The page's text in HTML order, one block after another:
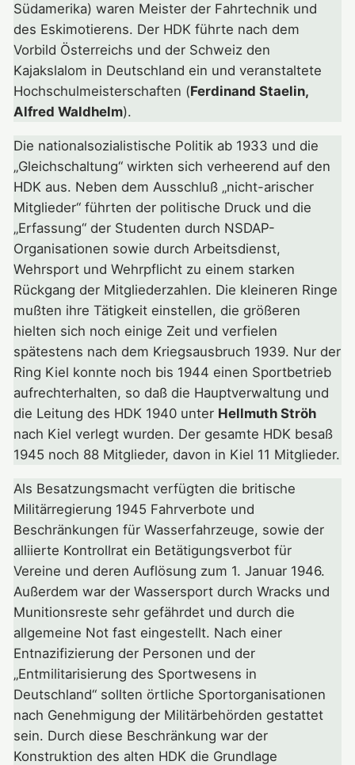
Südamerika) waren Meister der Fahrtechnik und
des Eskimotierens. Der HDK führte nach dem
Vorbild Österreichs und der Schweiz den
Kajakslalom in Deutschland ein und veranstaltete
Hochschulmeisterschaften (Ferdinand Staelin,
Alfred Waldhelm).
Die nationalsozialistische Politik ab 1933 und die
„Gleichschaltung“ wirkten sich verheerend auf den
HDK aus. Neben dem Ausschluß „nicht-arischer
Mitglieder“ führten der politische Druck und die
„Erfassung“ der Studenten durch NSDAP-
Organisationen sowie durch Arbeitsdienst,
Wehrsport und Wehrpflicht zu einem starken
Rückgang der Mitgliederzahlen. Die kleineren Ringe
mußten ihre Tätigkeit einstellen, die größeren
hielten sich noch einige Zeit und verfielen
spätestens nach dem Kriegsausbruch 1939. Nur der
Ring Kiel konnte noch bis 1944 einen Sportbetrieb
aufrechterhalten, so daß die Hauptverwaltung und
die Leitung des HDK 1940 unter Hellmuth Ströh
nach Kiel verlegt wurden. Der gesamte HDK besaß
1945 noch 88 Mitglieder, davon in Kiel 11 Mitglieder.
Als Besatzungsmacht verfügten die britische
Militärregierung 1945 Fahrverbote und
Beschränkungen für Wasserfahrzeuge, sowie der
alliierte Kontrollrat ein Betätigungsverbot für
Vereine und deren Auflösung zum 1. Januar 1946.
Außerdem war der Wassersport durch Wracks und
Munitionsreste sehr gefährdet und durch die
allgemeine Not fast eingestellt. Nach einer
Entnazifizierung der Personen und der
„Entmilitarisierung des Sportwesens in
Deutschland“ sollten örtliche Sportorganisationen
nach Genehmigung der Militärbehörden gestattet
sein. Durch diese Beschränkung war der
Konstruktion des alten HDK die Grundlage